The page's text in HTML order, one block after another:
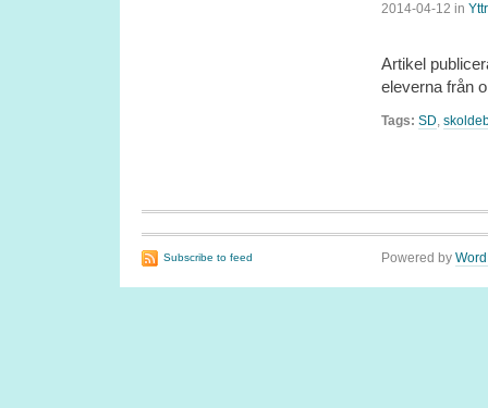
2014-04-12 in
Artikel
eleverna från
Tags: SD
Subscribe to feed Powered by